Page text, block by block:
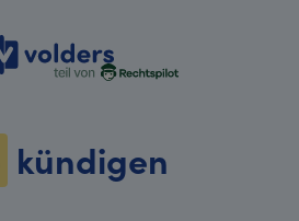
volders
kündigen